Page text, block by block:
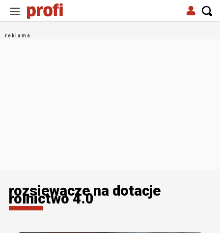
rozsiewacze na dotacje
rolnictwo 4.0